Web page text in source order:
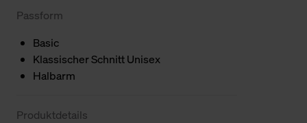
Passform
Basic
Klassischer Schnitt Unisex
Halbarm
Produktdetails